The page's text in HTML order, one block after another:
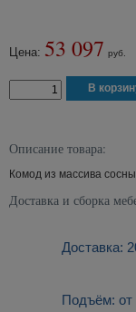
Цена: 53 097 руб.
Описание товара:
Комод из массива
Доставка и сборка
Доставка:
Подъём: от